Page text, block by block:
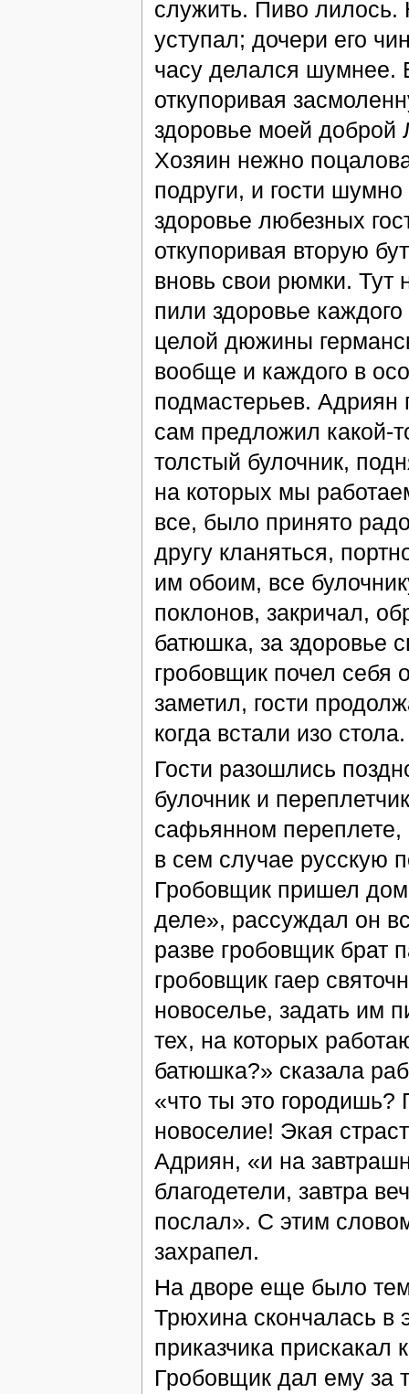
служить. Пиво
уступал; дочери его
часу делался шумнее.
откупоривая
здоровье моей доброй
Хозяин нежно
подруги, и гости
здоровье любезных
откупоривая вторую
вновь свои рюмки. Тут
пили здоровье
целой дюжины
вообще и каждого в
подмастерьев. Адриян
сам предложил какой-
толстый булочник,
на которых мы
все, было принято
другу кланяться,
им обоим, все
поклонов, закричал,
батюшка, за здоровье
гробовщик почел себя
заметил, гости
когда встали изо стола.
Гости разошлись
булочник и
сафьянном переплете,
в сем случае русскую
Гробовщик пришел
деле», рассуждал он
разве гробовщик брат
гробовщик гаер
новоселье, задать им
тех, на которых
батюшка?» сказала
«что ты это
новоселие! Экая
Адриян, «и на
благодетели, завтра
послал». С этим
захрапел.
На дворе еще было
Трюхина скончалась в
приказчика прискакал
Гробовщик дал ему за